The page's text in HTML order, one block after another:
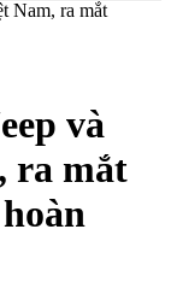
và
ra mắt